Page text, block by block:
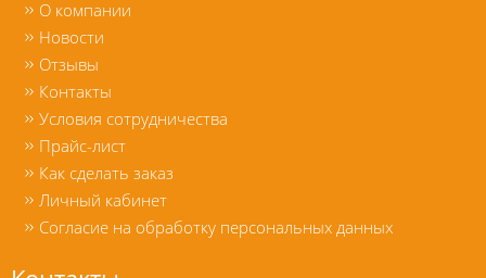
О компании
Новости
Отзывы
Контакты
Условия сотрудничества
Прайс-лист
Как сделать заказ
Личный кабинет
Согласие на обработку персональных данных